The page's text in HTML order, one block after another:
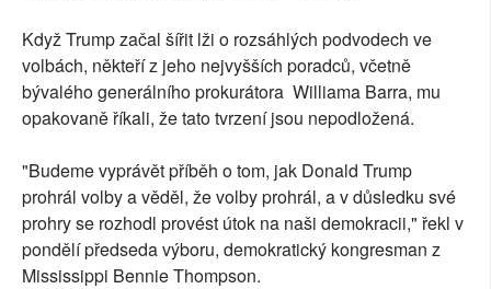
Když Trump začal šířit lži o rozsáhlých podvodech ve
volbách, někteří z jeho nejvyšších poradců, včetně
bývalého generálního prokurátora Williama Barra, mu
opakovaně říkali, že tato tvrzení jsou nepodložená.
"Budeme vyprávět příběh o tom, jak Donald Trump
prohrál volby a věděl, že volby prohrál, a v důsledku své
prohry se rozhodl provést útok na naši demokracii," řekl v
pondělí předseda výboru, demokratický kongresman z
Mississippi Bennie Thompson.